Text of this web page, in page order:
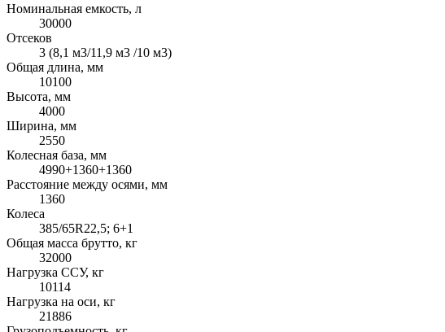
Номинальная емкость, л
30000
Отсеков
3 (8,1 м3/11,9 м3 /10 м3)
Общая длина, мм
10100
Высота, мм
4000
Ширина, мм
2550
Колесная база, мм
4990+1360+1360
Расстояние между осями, мм
1360
Колеса
385/65R22,5; 6+1
Общая масса брутто, кг
32000
Нагрузка ССУ, кг
10114
Нагрузка на оси, кг
21886